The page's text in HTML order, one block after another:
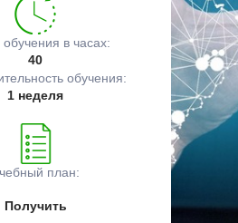
в часах:
40
обучения:
1 неделя
план:
Получить